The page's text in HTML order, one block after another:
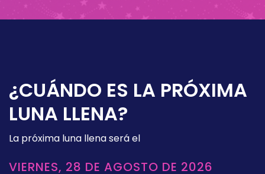
¿CUÁNDO ES LA PRÓXIMA
LUNA LLENA?
La próxima luna llena será el
VIERNES, 28 DE AGOSTO DE 2026